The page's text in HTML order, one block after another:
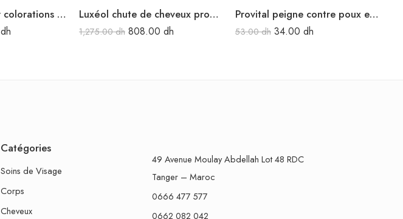
Biokap nutricolor colorations naturelles 7.0 blond moyen naturel
dh
Luxéol chute de cheveux progressive 2 en 1 14 ampoules 6ml
1,275.00dh 808.00 dh
Provital peigne contre poux et lentes
53.00dh 34.00 dh
Catégories
Soins de Visage
Corps
Cheveux
49 Avenue Moulay Abdellah Lot 48 RDC
Tanger – Maroc
0666 477 577
0662 082 042